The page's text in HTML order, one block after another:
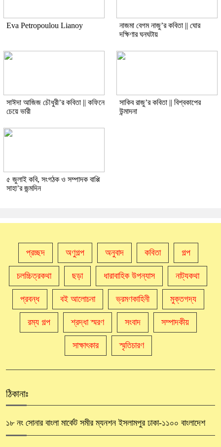
Eva Petropoulou Lianoy
নাজমা বেগম নাজু’র কবিতা || ঘোর
দক্ষিণার ঘনঘটায়
সাঈদা আজিজ চৌধুরী’র কবিতা || কফিনে
চেয়ে ভারী
সাকিব রাজু’র কবিতা || বিশ্বকাপের
উন্মাদনা
৫ জুলাই কবি, সংগঠক ও সম্পাদক বাপ্পি
সাহা’র জন্মদিন
প্রচ্ছদ অণুগল্প অনুবাদ কবিতা গল্প
চলচ্চিত্রকথা ছড়া ধারাবাহিক উপন্যাস নাট্যকথা
প্রবন্ধ বই আলোচনা ভ্রমণকাহিনী মুক্তগদ্য
রম্য গল্প শ্রদ্ধা স্মরণ সংবাদ সম্পাদকীয়
সাক্ষাৎকার স্মৃতিচারণ
ঠিকানাঃ
১৮ নং সোনার বাংলা মার্কেট সমীর ম্যনশন ইসলামপুর ঢাকা-১১০০ বাংলাদেশ